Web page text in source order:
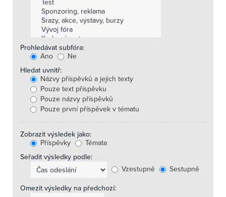
Prohledávat subfóra:
Ano
Ne
Hledat uvnitř:
Názvy příspěvků a jejich texty
Pouze text příspěvku
Pouze názvy příspěvků
Pouze první příspěvek v tématu
Zobrazit výsledek jako:
Příspěvky
Témata
Seřadit výsledky podle:
Vzestupně
Sestupně
Omezit výsledky na předchozí: